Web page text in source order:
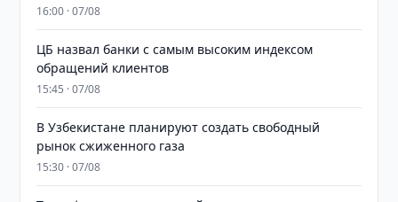
16:00 · 07/08
ЦБ назвал банки с самым высоким индексом
обращений клиентов
15:45 · 07/08
В Узбекистане планируют создать свободный
рынок сжиженного газа
15:30 · 07/08